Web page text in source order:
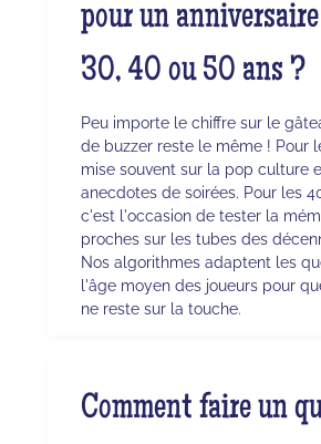
pour un
30, 40 ou 50 ans ?
Peu importe le chiffre sur le
de buzzer reste le même ! Pour
mise souvent sur la pop culture
anecdotes de soirées. Pour les
c'est l'occasion de tester la
proches sur les tubes des
Nos algorithmes adaptent les
l'âge moyen des joueurs pour
ne reste sur la touche.
Comment faire un